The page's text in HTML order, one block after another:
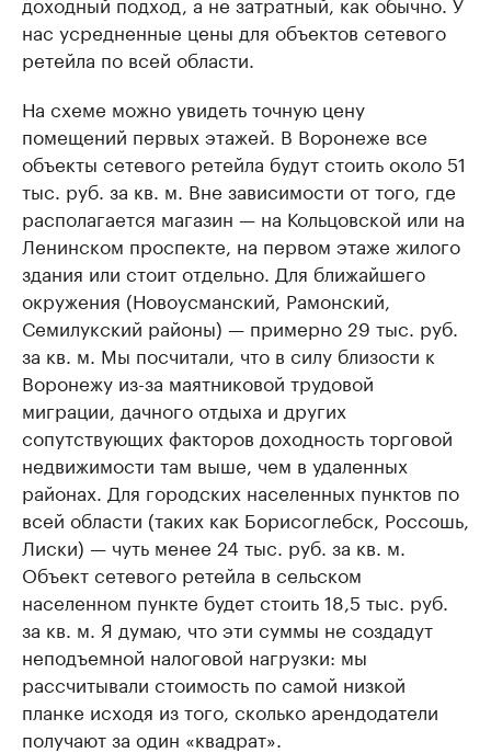
нас усредненные цены для объектов сетевого
ретейла по всей области.
На схеме можно увидеть точную цену
помещений первых этажей. В Воронеже все
объекты сетевого ретейла будут стоить около 51
тыс. руб. за кв. м. Вне зависимости от того, где
располагается магазин — на Кольцовской или на
Ленинском проспекте, на первом этаже жилого
здания или стоит отдельно. Для ближайшего
окружения (Новоусманский, Рамонский,
Семилукский районы) — примерно 29 тыс. руб.
за кв. м. Мы посчитали, что в силу близости к
Воронежу из-за маятниковой трудовой
миграции, дачного отдыха и других
сопутствующих факторов доходность торговой
недвижимости там выше, чем в удаленных
районах. Для городских населенных пунктов по
всей области (таких как Борисоглебск, Россошь,
Лиски) — чуть менее 24 тыс. руб. за кв. м.
Объект сетевого ретейла в сельском
населенном пункте будет стоить 18,5 тыс. руб.
за кв. м. Я думаю, что эти суммы не создадут
неподъемной налоговой нагрузки: мы
рассчитывали стоимость по самой низкой
планке исходя из того, сколько арендодатели
получают за один «квадрат».